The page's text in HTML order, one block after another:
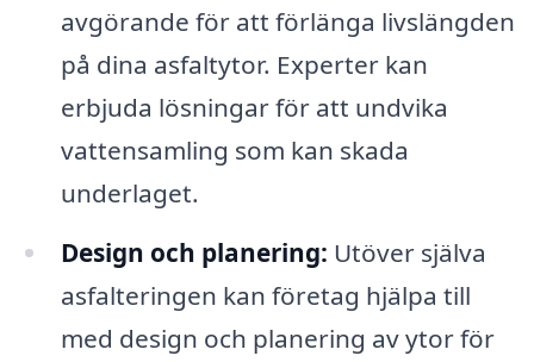
avgörande för att förlänga livslängden
på dina asfaltytor. Experter kan
erbjuda lösningar för att undvika
vattensamling som kan skada
underlaget.
Design och planering: Utöver själva
asfalteringen kan företag hjälpa till
med design och planering av ytor för